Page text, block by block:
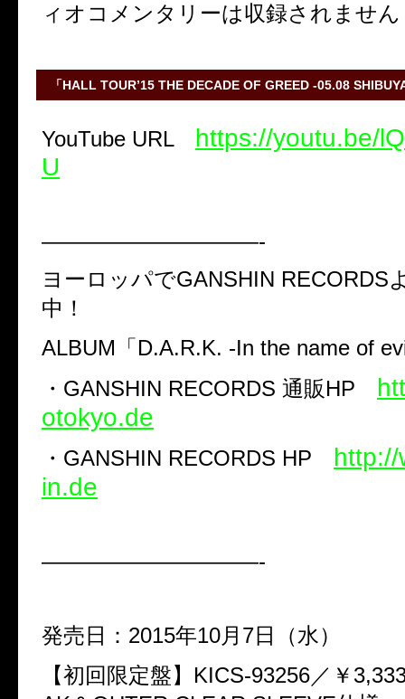
ィオコメンタリーは収録されません
「HALL TOUR’15 THE DECADE OF GREED -05.08
YouTube URL https://youtu.be/
U
——————————-
ヨーロッパでGANSHIN RECORDS
中！
ALBUM 「D.A.R.K. -In the name of
・GANSHIN RECORDS 通販HP
otokyo.de
・GANSHIN RECORDS HP http://
in.de
——————————-
発売日：2015年10月7日（水）
【初回限定盤】KICS-93256／￥